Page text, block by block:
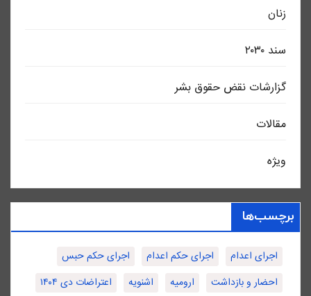
زنان
سند ٢٠٣٠
گزارشات نقض حقوق بشر
مقالات
ویژه
برچسب‌ها
اجرای اعدام اجرای حکم اعدام
اجرای حکم حبس
احضار و بازداشت
ارومیه اشنویه
اعتراضات دی ۱۴۰۴